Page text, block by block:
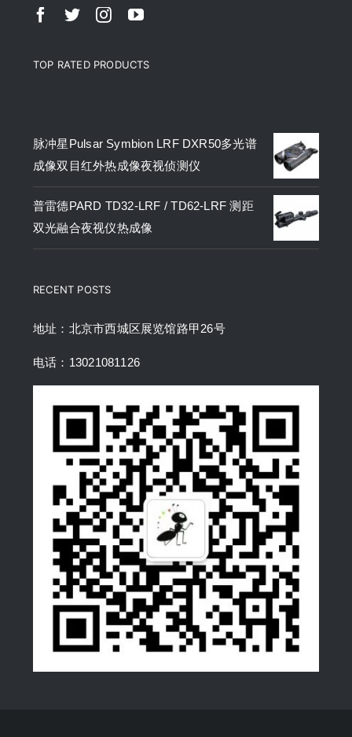
TOP RATED PRODUCTS
脉冲星Pulsar Symbion LRF DXR50多光谱
成像双目红外热成像夜视侦测仪
普雷德PARD TD32-LRF / TD62-LRF 测距
双光融合夜视仪热成像
RECENT POSTS
地址：北京市西城区展览馆路甲26号
电话：13021081126